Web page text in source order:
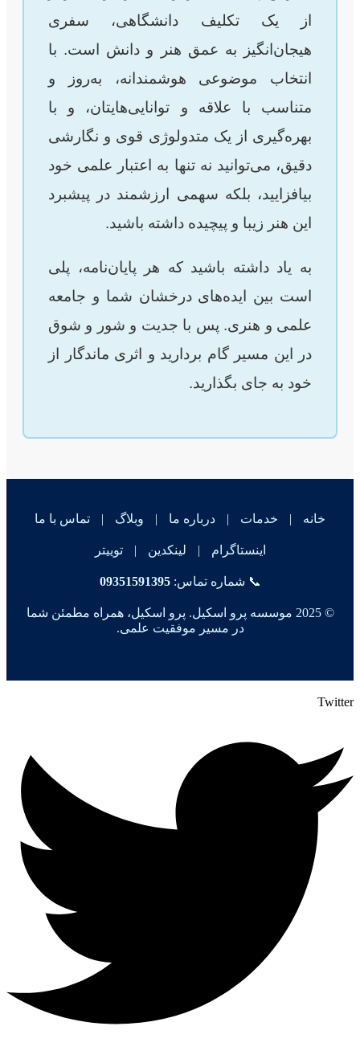
از یک تکلیف دانشگاهی، سفری
هیجان‌انگیز به عمق هنر و دانش است. با
انتخاب موضوعی هوشمندانه، به‌روز و
متناسب با علاقه و توانایی‌هایتان، و با
بهره‌گیری از یک متدولوژی قوی و نگارشی
دقیق، می‌توانید نه تنها به اعتبار علمی خود
بیافزایید، بلکه سهمی ارزشمند در پیشبرد
این هنر زیبا و پیچیده داشته باشید.
به یاد داشته باشید که هر پایان‌نامه، پلی
است بین ایده‌های درخشان شما و جامعه
علمی و هنری. پس با جدیت و شور و شوق
در این مسیر گام بردارید و اثری ماندگار از
خود به جای بگذارید.
خانه | خدمات | درباره ما | وبلاگ | تماس با ما
اینستاگرام | لینکدین | توییتر
📞 شماره تماس:09351591395
© 2025 موسسه پرو اسکیل. پرو اسکیل، همراه مطمئن شما
در مسیر موفقیت علمی.
Twitter